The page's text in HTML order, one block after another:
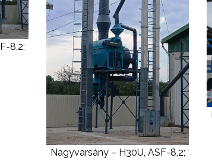
8,2;
Nagyvarsány – H30U, ASF-8,2;